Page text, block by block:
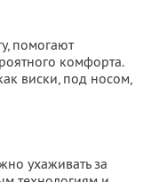
помогают
комфорта.
виски, под носом,
ухаживать за